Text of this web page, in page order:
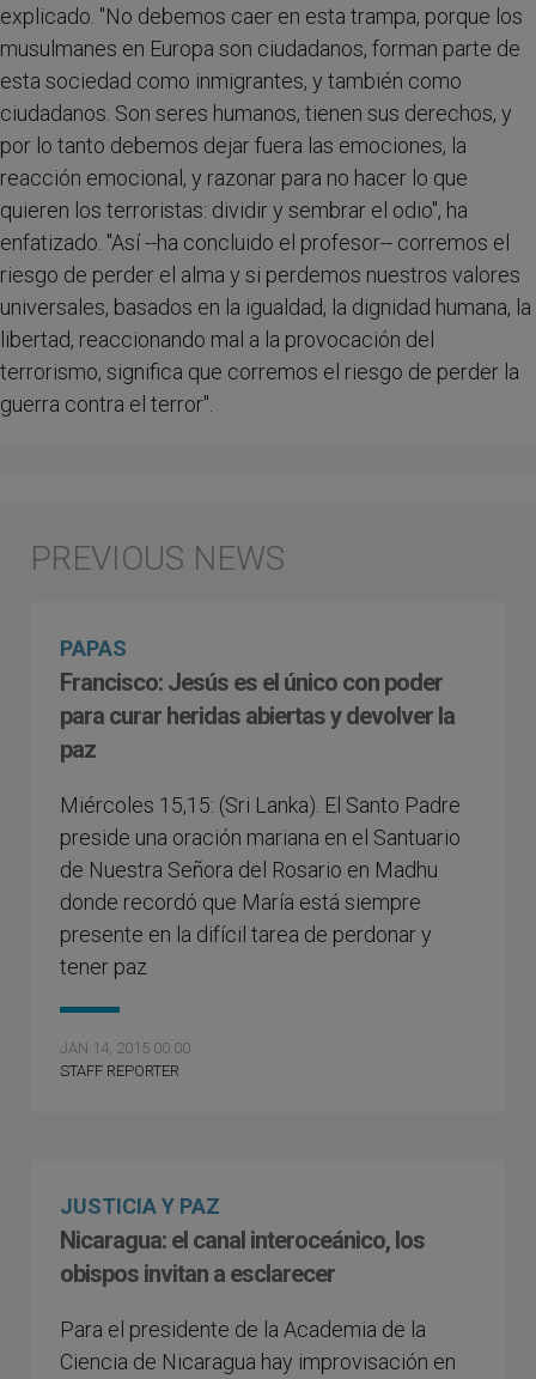
explicado. "No debemos caer en esta trampa, porque los
musulmanes en Europa son ciudadanos, forman parte de
esta sociedad como inmigrantes, y también como
ciudadanos. Son seres humanos, tienen sus derechos, y
por lo tanto debemos dejar fuera las emociones, la
reacción emocional, y razonar para no hacer lo que
quieren los terroristas: dividir y sembrar el odio", ha
enfatizado. "Así --ha concluido el profesor-- corremos el
riesgo de perder el alma y si perdemos nuestros valores
universales, basados en la igualdad, la dignidad humana, la
libertad, reaccionando mal a la provocación del
terrorismo, significa que corremos el riesgo de perder la
guerra contra el terror".
PAPAS
Francisco: Jesús es el único con poder
para curar heridas abiertas y devolver la
paz
Miércoles 15,15: (Sri Lanka). El Santo Padre
preside una oración mariana en el Santuario
de Nuestra Señora del Rosario en Madhu
donde recordó que María está siempre
presente en la difícil tarea de perdonar y
tener paz
JAN 14, 2015 00:00
STAFF REPORTER
JUSTICIA Y PAZ
Nicaragua: el canal interoceánico, los
obispos invitan a esclarecer
Para el presidente de la Academia de la
Ciencia de Nicaragua hay improvisación en